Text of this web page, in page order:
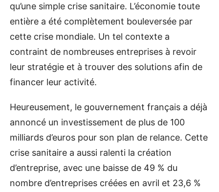
qu’une simple crise sanitaire. L’économie toute
entière a été complètement bouleversée par
cette crise mondiale. Un tel contexte a
contraint de nombreuses entreprises à revoir
leur stratégie et à trouver des solutions afin de
financer leur activité.
Heureusement, le gouvernement français a déjà
annoncé un investissement de plus de 100
milliards d’euros pour son plan de relance. Cette
crise sanitaire a aussi ralenti la création
d’entreprise, avec une baisse de 49 % du
nombre d’entreprises créées en avril et 23,6 %